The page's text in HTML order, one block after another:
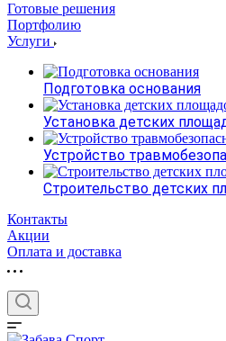
Готовые решения
Портфолию
Услуги
Подготовка основания
Установка детских
Устройство
Строительство детских
Контакты
Акции
Оплата и доставка